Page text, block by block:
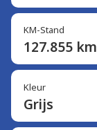
KM-Stand
127.855 km
Kleur
Grijs